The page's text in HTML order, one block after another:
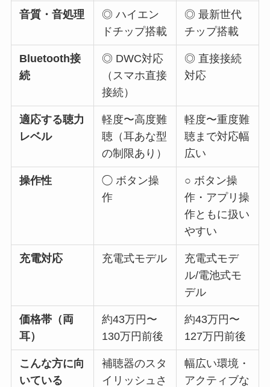
音質・音処理
◎ ハイエン
ドチップ搭載
◎ 最新世代
チップ搭載
Bluetooth接
続
◎ DWC対応
（スマホ直接
接続）
◎ 直接接続
対応
適応する聴力
レベル
軽度〜高度難
聴（耳あな型
の制限あり）
軽度〜重度難
聴まで対応幅
広い
操作性
◯ ボタン操
作
○ ボタン操
作・アプリ操
作ともに扱い
やすい
充電対応 充電式モデル
充電式モデ
ル/電池式モ
デル
価格帯（両
耳）
約43万円〜
130万円前後
約43万円〜
127万円前後
こんな方に向
いている
補聴器のスタ
イリッシュさ
幅広い環境・
アクティブな